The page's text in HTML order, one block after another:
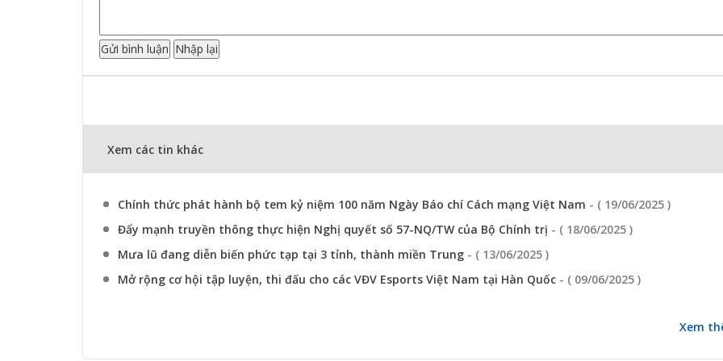
Xem các tin khác
Chính thức phát hành bộ tem kỷ niệm 100 năm Ngày Báo chí Cách mạng Việt Nam - ( 19/06/2025 )
Đẩy mạnh truyền thông thực hiện Nghị quyết số 57-NQ/TW của Bộ Chính trị - ( 18/06/2025 )
Mưa lũ đang diễn biến phức tạp tại 3 tỉnh, thành miền Trung - ( 13/06/2025 )
Mở rộng cơ hội tập luyện, thi đấu cho các VĐV Esports Việt Nam tại Hàn Quốc - ( 09/06/2025 )
Xem